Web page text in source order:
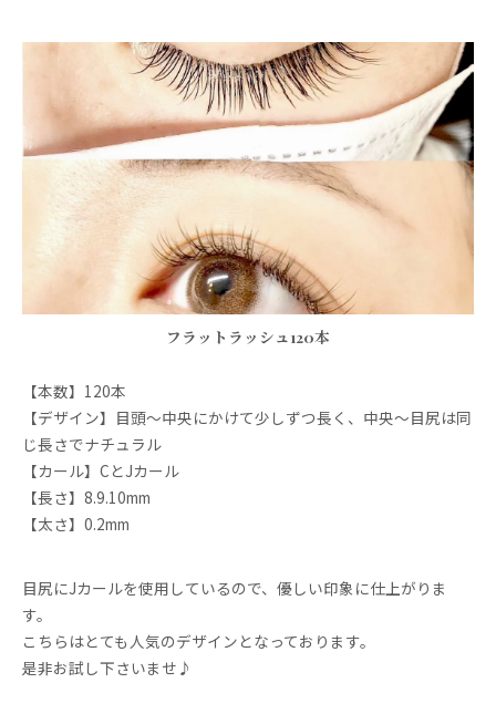
フラットラッシュ120本
【本数】120本
【デザイン】目頭～中央にかけて少しずつ長く、中央～目尻は同
じ長さでナチュラル
【カール】CとJカール
【長さ】8.9.10mm
【太さ】0.2mm
目尻にJカールを使用しているので、優しい印象に仕上がりま
す。
こちらはとても人気のデザインとなっております。
是非お試し下さいませ♪